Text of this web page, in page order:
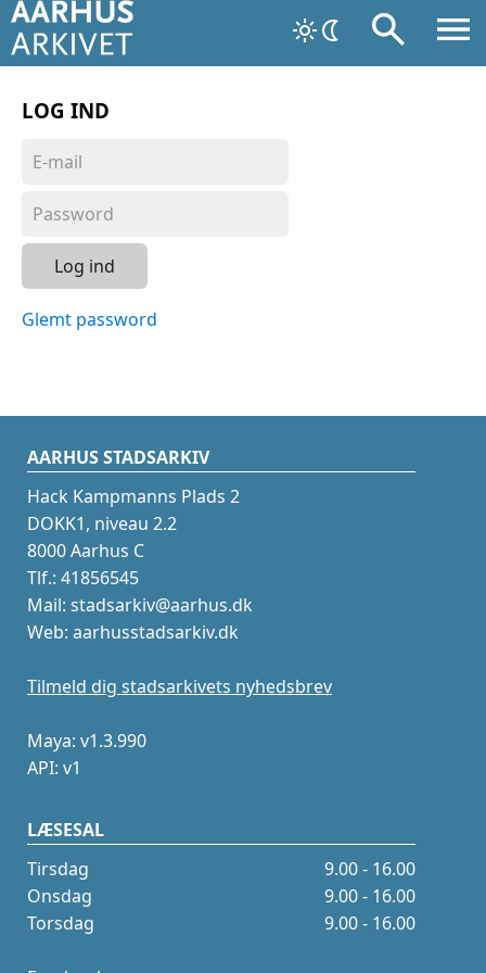
LOG IND
Log ind
Glemt password
AARHUS STADSARKIV
Hack Kampmanns Plads 2
DOKK1, niveau 2.2
8000 Aarhus C
Tlf.: 41856545
Mail: stadsarkiv@aarhus.dk
Web: aarhusstadsarkiv.dk
Tilmeld dig stadsarkivets nyhedsbrev
Maya: v1.3.990
API: v1
LÆSESAL
Tirsdag
9.00 - 16.00
Onsdag
9.00 - 16.00
Torsdag
9.00 - 16.00